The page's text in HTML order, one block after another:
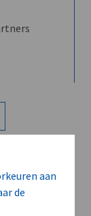
aan
de